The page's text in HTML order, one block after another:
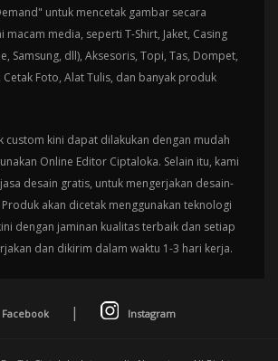
untuk mencetak gambar secara
media, seperti T-Shirt, Jaket, Casing
Samsung, dll), Aksesoris, Topi, Tas, Dompet,
Cetak Foto, Alat Tulis, dan banyak produk
custom kini dapat dilakukan dengan mudah
Online Editor Ciptaloka. Selain itu, kami
desain gratis, untuk mengerjakan desain-
akan dicetak menggunakan teknologi
dengan jaminan kualitas terbaik dan setiap
dan dikirim dalam waktu 1-3 hari kerja.
Facebook | Instagram